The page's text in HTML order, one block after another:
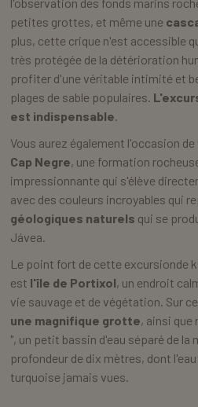
petites grottes, et même une
plus, cette crique n'est accessible
très protégée de la détérioration
profiter d'une véritable intimité et
plages de sable populaires.
est indispensable
Vous aurez également l'occasion
Cap Negre, une formation
impressionnante qui s'élève
avec des couleurs incroyables qui
géologiques naturels qui se
Jávea.
Le point fort de cette excursionde
est l'île de Portixol, un endroit
vie sauvage et de végétation. Sur
une magnifique grotte, ainsi que
", un petit bassin d'eau séparé de la
profondeur de dix mètres, dont
turquoise jamais vues.